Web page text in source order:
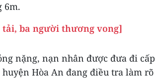
6m.
tải, ba người thương vong]
nặng, nạn nhân được đưa đi cấp
Hòa An đang điều tra làm rõ